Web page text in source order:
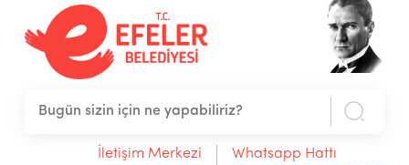
İletişim Merkezi Whatsapp Hattı